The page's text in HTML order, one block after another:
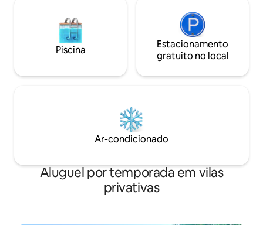
Piscina
Estacionamento
gratuito no local
Ar-condicionado
Aluguel por temporada em vilas
privativas